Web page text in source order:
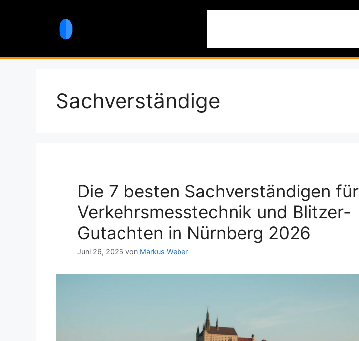
Sachverständige
Die 7 besten Sachverständigen für
Verkehrsmesstechnik und Blitzer-
Gutachten in Nürnberg 2026
Juni 26, 2026 von Markus Weber